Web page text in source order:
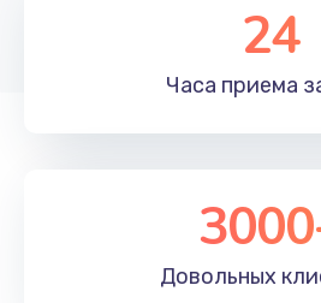
24
Часа приема
Довольных